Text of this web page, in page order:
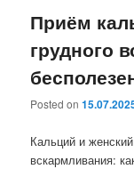
Приём
грудного
Posted on
Кальций и
вскармливания: